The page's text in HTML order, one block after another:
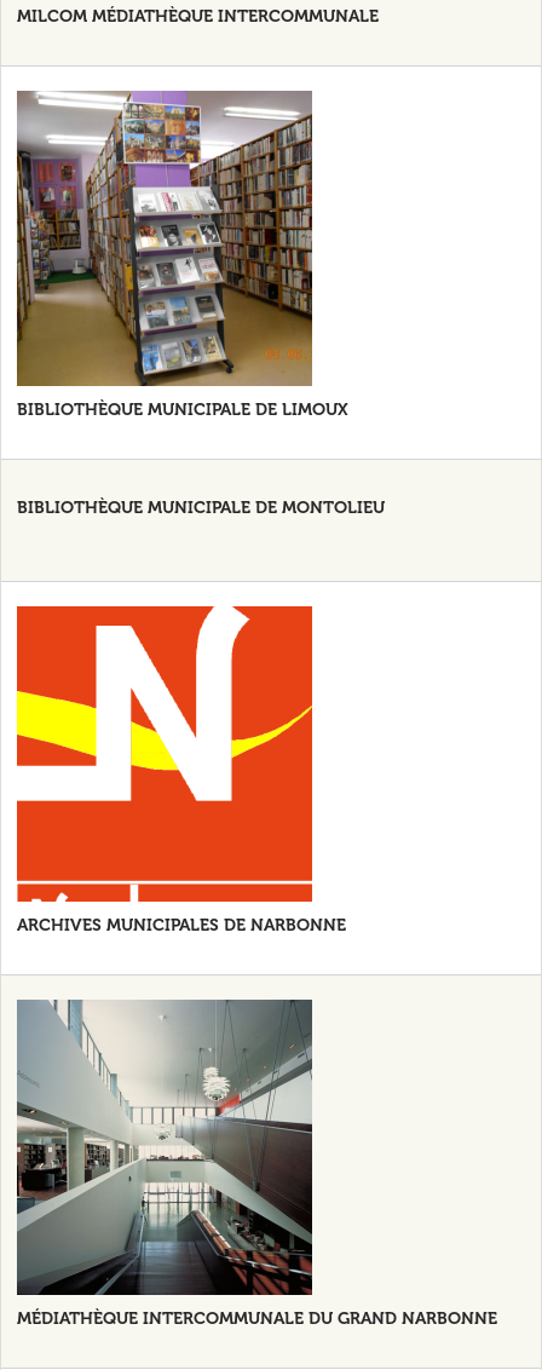
MILCOM MÉDIATHÈQUE INTERCOMMUNALE
BIBLIOTHÈQUE MUNICIPALE DE LIMOUX
BIBLIOTHÈQUE MUNICIPALE DE MONTOLIEU
ARCHIVES MUNICIPALES DE NARBONNE
MÉDIATHÈQUE INTERCOMMUNALE DU GRAND NARBONNE